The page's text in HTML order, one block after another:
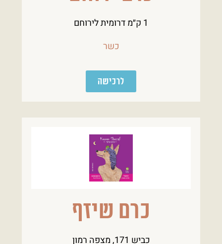
1 ק״מ דרומית לירוחם
כשר
לרכישה
כרם שיזף
כביש 171, מצפה רמון